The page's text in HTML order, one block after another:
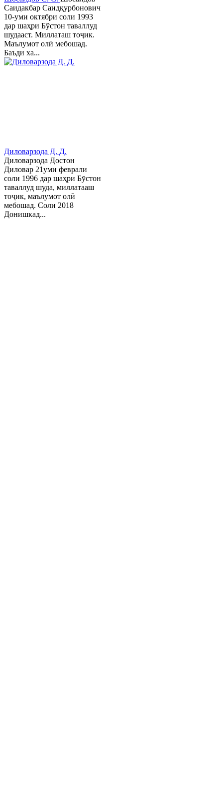
Саидакбар Саидқурбонович
10-уми октябри соли 1993
дар шаҳри Бўстон таваллуд
шудааст. Миллаташ тоҷик.
Маълумот олӣ мебошад.
Баъди ха...
Диловарзода Д. Д.
Диловарзода Достон
Диловар 21уми феврали
соли 1996 дар шаҳри Бӯстон
таваллуд шуда, миллатааш
тоҷик, маълумот олӣ
мебошад. Соли 2018
Донишкад...